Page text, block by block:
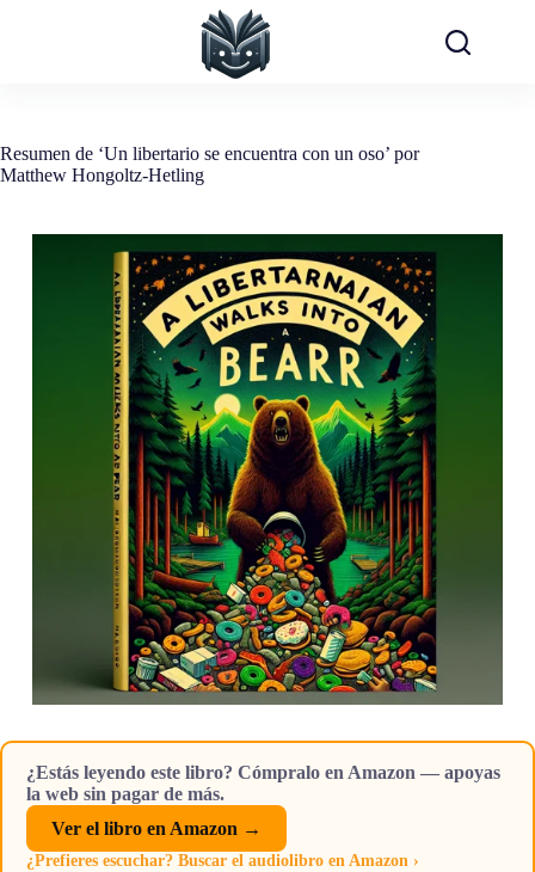
Resumen de ‘Un libertario se encuentra con un oso’ por
Matthew Hongoltz-Hetling
¿Estás leyendo este libro? Cómpralo en Amazon — apoyas
la web sin pagar de más.
Ver el libro en Amazon →
¿Prefieres escuchar? Buscar el audiolibro en Amazon ›